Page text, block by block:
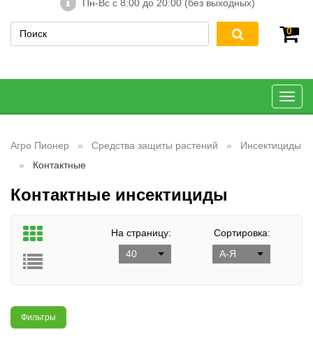
Пн-Вс с 8:00 до 20:00 (без выходных)
0
Агро Пионер Средства защиты растений
Инсектициды
Контактные
Контактные инсектициды
На страницу:
40
Сортировка:
А-Я
Фильтры